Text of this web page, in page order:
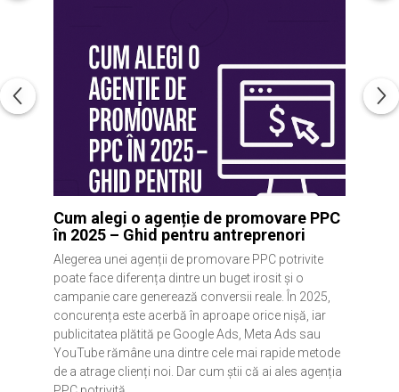
Cum alegi o agenție de promovare PPC
în 2025 – Ghid pentru antreprenori
Alegerea unei agenții de promovare PPC potrivite
poate face diferența dintre un buget irosit și o
campanie care generează conversii reale. În 2025,
concurența este acerbă în aproape orice nișă, iar
publicitatea plătită pe Google Ads, Meta Ads sau
YouTube rămâne una dintre cele mai rapide metode
de a atrage clienți noi. Dar cum știi că ai ales agenția